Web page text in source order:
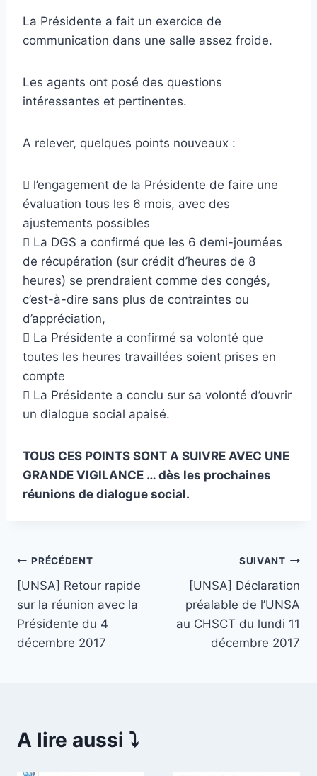
La Présidente a fait un exercice de
communication dans une salle assez froide.
Les agents ont posé des questions
intéressantes et pertinentes.
A relever, quelques points nouveaux :
 l’engagement de la Présidente de faire une
évaluation tous les 6 mois, avec des
ajustements possibles
 La DGS a confirmé que les 6 demi-journées
de récupération (sur crédit d’heures de 8
heures) se prendraient comme des congés,
c’est-à-dire sans plus de contraintes ou
d’appréciation,
 La Présidente a confirmé sa volonté que
toutes les heures travaillées soient prises en
compte
 La Présidente a conclu sur sa volonté d’ouvrir
un dialogue social apaisé.
TOUS CES POINTS SONT A SUIVRE AVEC UNE
GRANDE VIGILANCE … dès les prochaines
réunions de dialogue social.
Navigation
de
l’article
PRÉCÉDENT
[UNSA] Retour rapide
sur la réunion avec la
Présidente du 4
décembre 2017
SUIVANT
[UNSA] Déclaration
préalable de l’UNSA
au CHSCT du lundi 11
décembre 2017
A lire aussi ⤵️